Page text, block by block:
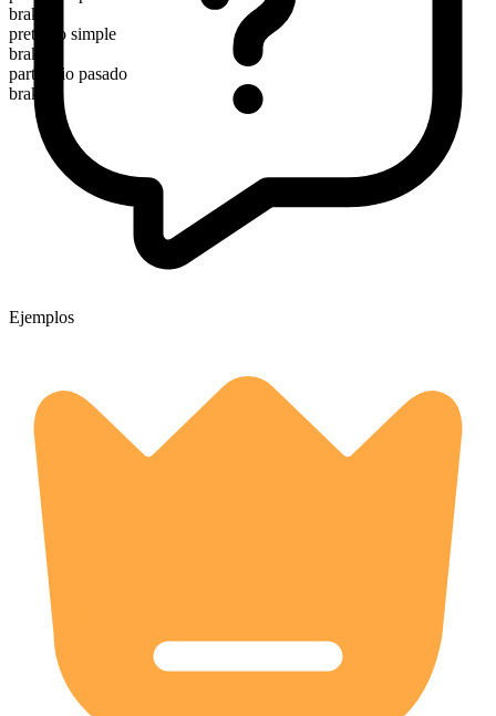
braking
pretérito simple
braked
participio pasado
braked
Ejemplos